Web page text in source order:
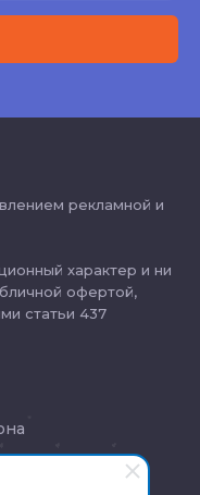
рекламной и
характер и ни
офертой,
статьи 437